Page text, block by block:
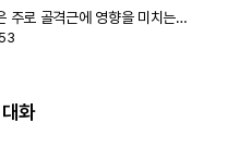
로 골격근에 영향을 미치는
53
화